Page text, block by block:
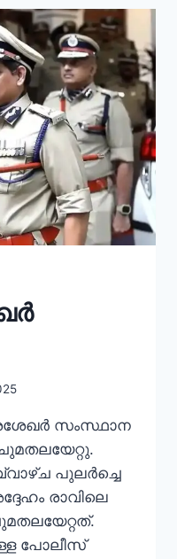
സംസ്ഥാന
പുലര്‍ച്ചെ
രാവിലെ
പോലീസ്